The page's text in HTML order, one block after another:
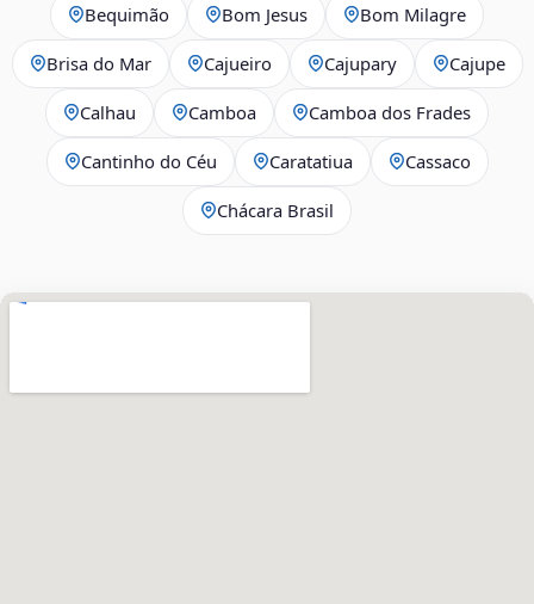
Bequimão Bom Jesus Bom Milagre
Brisa do Mar Cajueiro Cajupary Cajupe
Calhau Camboa Camboa dos Frades
Cantinho do Céu Caratatiua Cassaco
Chácara Brasil